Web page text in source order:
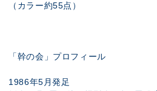
（カラー約55点）
「幹の会」プロフィール
1986年5月発足